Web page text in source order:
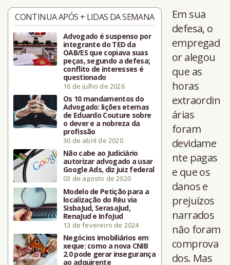
CONTINUA APÓS + LIDAS DA SEMANA
Advogado é suspenso por
integrante do TED da
OAB/ES que copiava suas
peças, segundo a defesa;
conflito de interesses é
questionado
16 de julho de 2026
Os 10 mandamentos do
Advogado: lições eternas
de Eduardo Couture sobre
o dever e a nobreza da
profissão
30 de abril de 2020
Não cabe ao Judiciário
autorizar advogado a usar
Google Ads, diz juiz federal
03 de agosto de 2020
Modelo de Petição para a
localização do Réu via
SisbaJud, SerasaJud,
RenaJud e InfoJud
13 de fevereiro de 2024
Negócios imobiliários em
xeque: como a nova CNIB
2.0 pode gerar insegurança
ao adquirente
Em sua
defesa, o
empregad
or alegou
que as
horas
extraordin
árias
foram
devidame
nte pagas
e que os
danos e
prejuízos
narrados
não foram
comprova
dos. Mas